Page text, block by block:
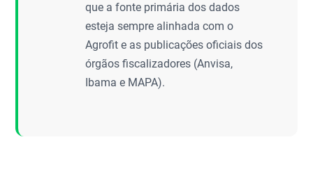
que a fonte primária dos dados
esteja sempre alinhada com o
Agrofit e as publicações oficiais dos
órgãos fiscalizadores (Anvisa,
Ibama e MAPA).